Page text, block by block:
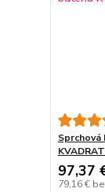
97,37
79,16 €